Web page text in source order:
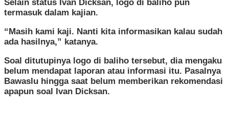
Selain status Ivan Dicksan, logo di baliho pun
termasuk dalam kajian.
“Masih kami kaji. Nanti kita informasikan kalau sudah
ada hasilnya,” katanya.
Soal ditutupinya logo di baliho tersebut, dia mengaku
belum mendapat laporan atau informasi itu. Pasalnya
Bawaslu hingga saat belum memberikan rekomendasi
apapun soal Ivan Dicksan.